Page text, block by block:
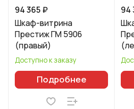
94 365 ₽
Шкаф-витрина
Престиж ГМ 5906
(правый)
Доступно к заказу
Подробнее
94